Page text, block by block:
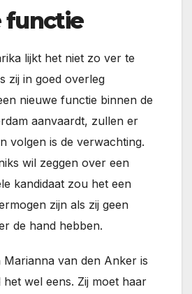
functie
lijkt het niet zo ver te
zij in goed overleg
nieuwe functie binnen de
aanvaardt, zullen er
volgen is de verwachting.
wil zeggen over een
kandidaat zou het een
zijn als zij geen
de hand hebben.
van den Anker is
wel eens. Zij moet haar